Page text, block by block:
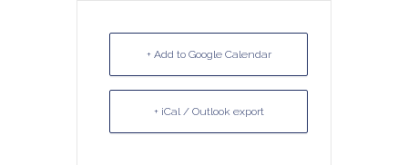
+ Add to Google Calendar
+ iCal / Outlook export